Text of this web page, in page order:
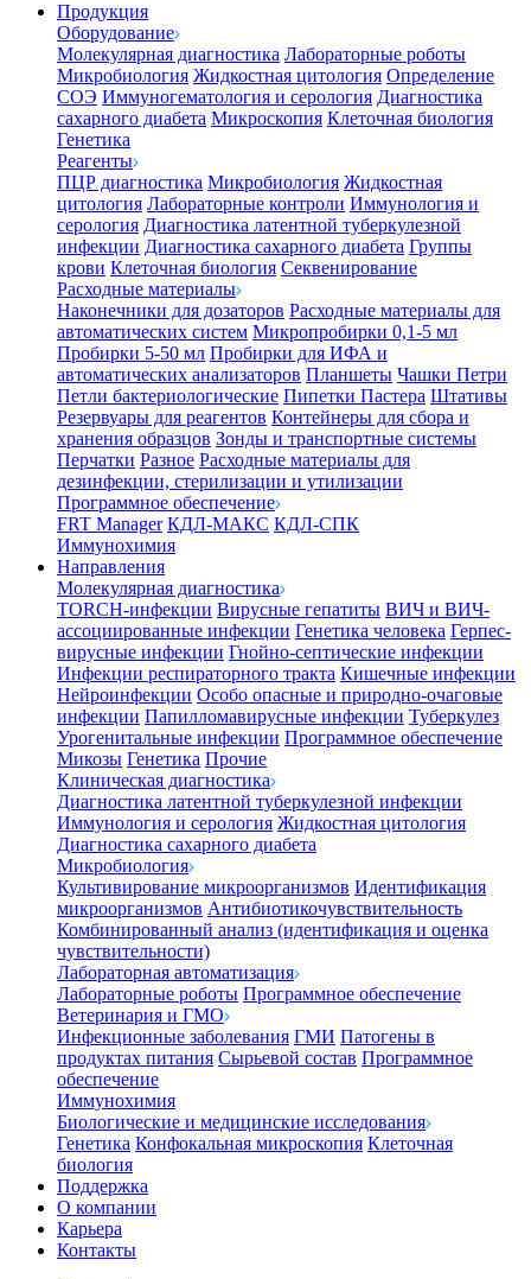
Продукция
Оборудование
Молекулярная диагностика Лабораторные роботы
Микробиология Жидкостная цитология Определение
СОЭ Иммуногематология и серология Диагностика
сахарного диабета Микроскопия Клеточная биология
Генетика
Реагенты
ПЦР диагностика Микробиология Жидкостная
цитология Лабораторные контроли Иммунология и
серология Диагностика латентной туберкулезной
инфекции Диагностика сахарного диабета Группы
крови Клеточная биология Секвенирование
Расходные материалы
Наконечники для дозаторов Расходные материалы для
автоматических систем Микропробирки 0,1-5 мл
Пробирки 5-50 мл Пробирки для ИФА и
автоматических анализаторов Планшеты Чашки Петри
Петли бактериологические Пипетки Пастера Штативы
Резервуары для реагентов Контейнеры для сбора и
хранения образцов Зонды и транспортные системы
Перчатки Разное Расходные материалы для
дезинфекции, стерилизации и утилизации
Программное обеспечение
FRT Manager КДЛ-МАКС КДЛ-СПК
Иммунохимия
Направления
Молекулярная диагностика
TORCH-инфекции Вирусные гепатиты ВИЧ и ВИЧ-
ассоциированные инфекции Генетика человека Герпес-
вирусные инфекции Гнойно-септические инфекции
Инфекции респираторного тракта Кишечные инфекции
Нейроинфекции Особо опасные и природно-очаговые
инфекции Папилломавирусные инфекции Туберкулез
Урогенитальные инфекции Программное обеспечение
Микозы Генетика Прочие
Клиническая диагностика
Диагностика латентной туберкулезной инфекции
Иммунология и серология Жидкостная цитология
Диагностика сахарного диабета
Микробиология
Культивирование микроорганизмов Идентификация
микроорганизмов Антибиотикочувствительность
Комбинированный анализ (идентификация и оценка
чувствительности)
Лабораторная автоматизация
Лабораторные роботы Программное обеспечение
Ветеринария и ГМО
Инфекционные заболевания ГМИ Патогены в
продуктах питания Сырьевой состав Программное
обеспечение
Иммунохимия
Биологические и медицинские исследования
Генетика Конфокальная микроскопия Клеточная
биология
Поддержка
О компании
Карьера
Контакты